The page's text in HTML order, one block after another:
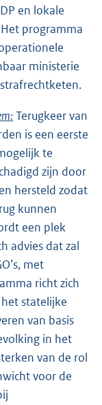
en lokale
programma
ministerie
Terugkeer van
is een eerste
te
zijn door
hersteld zodat
kunnen
een plek
advies dat zal
met
richt zich
statelijke
van basis
in het
van de rol
voor de